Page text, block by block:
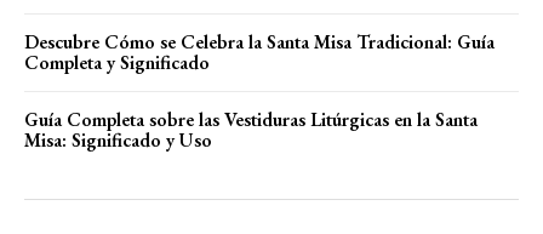
Descubre Cómo se Celebra la Santa Misa Tradicional: Guía
Completa y Significado
Guía Completa sobre las Vestiduras Litúrgicas en la Santa
Misa: Significado y Uso